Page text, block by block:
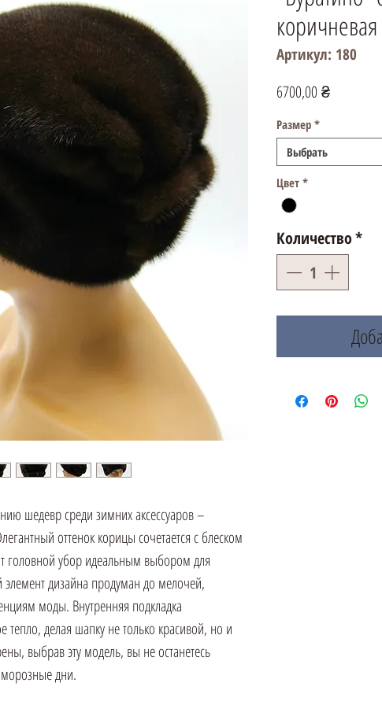
шедевр среди зимних аксессуаров –
оттенок корицы сочетается с блеском
головной убор идеальным выбором для
дизайна продуман до мелочей,
моды. Внутренняя подкладка
тепло, делая шапку не только красивой, но и
выбрав эту модель, вы не останетесь
дни.
коричневая
Артикул: 180
6700,00 ₴Цена
Размер *
Выбрать
Цвет *
Количество*